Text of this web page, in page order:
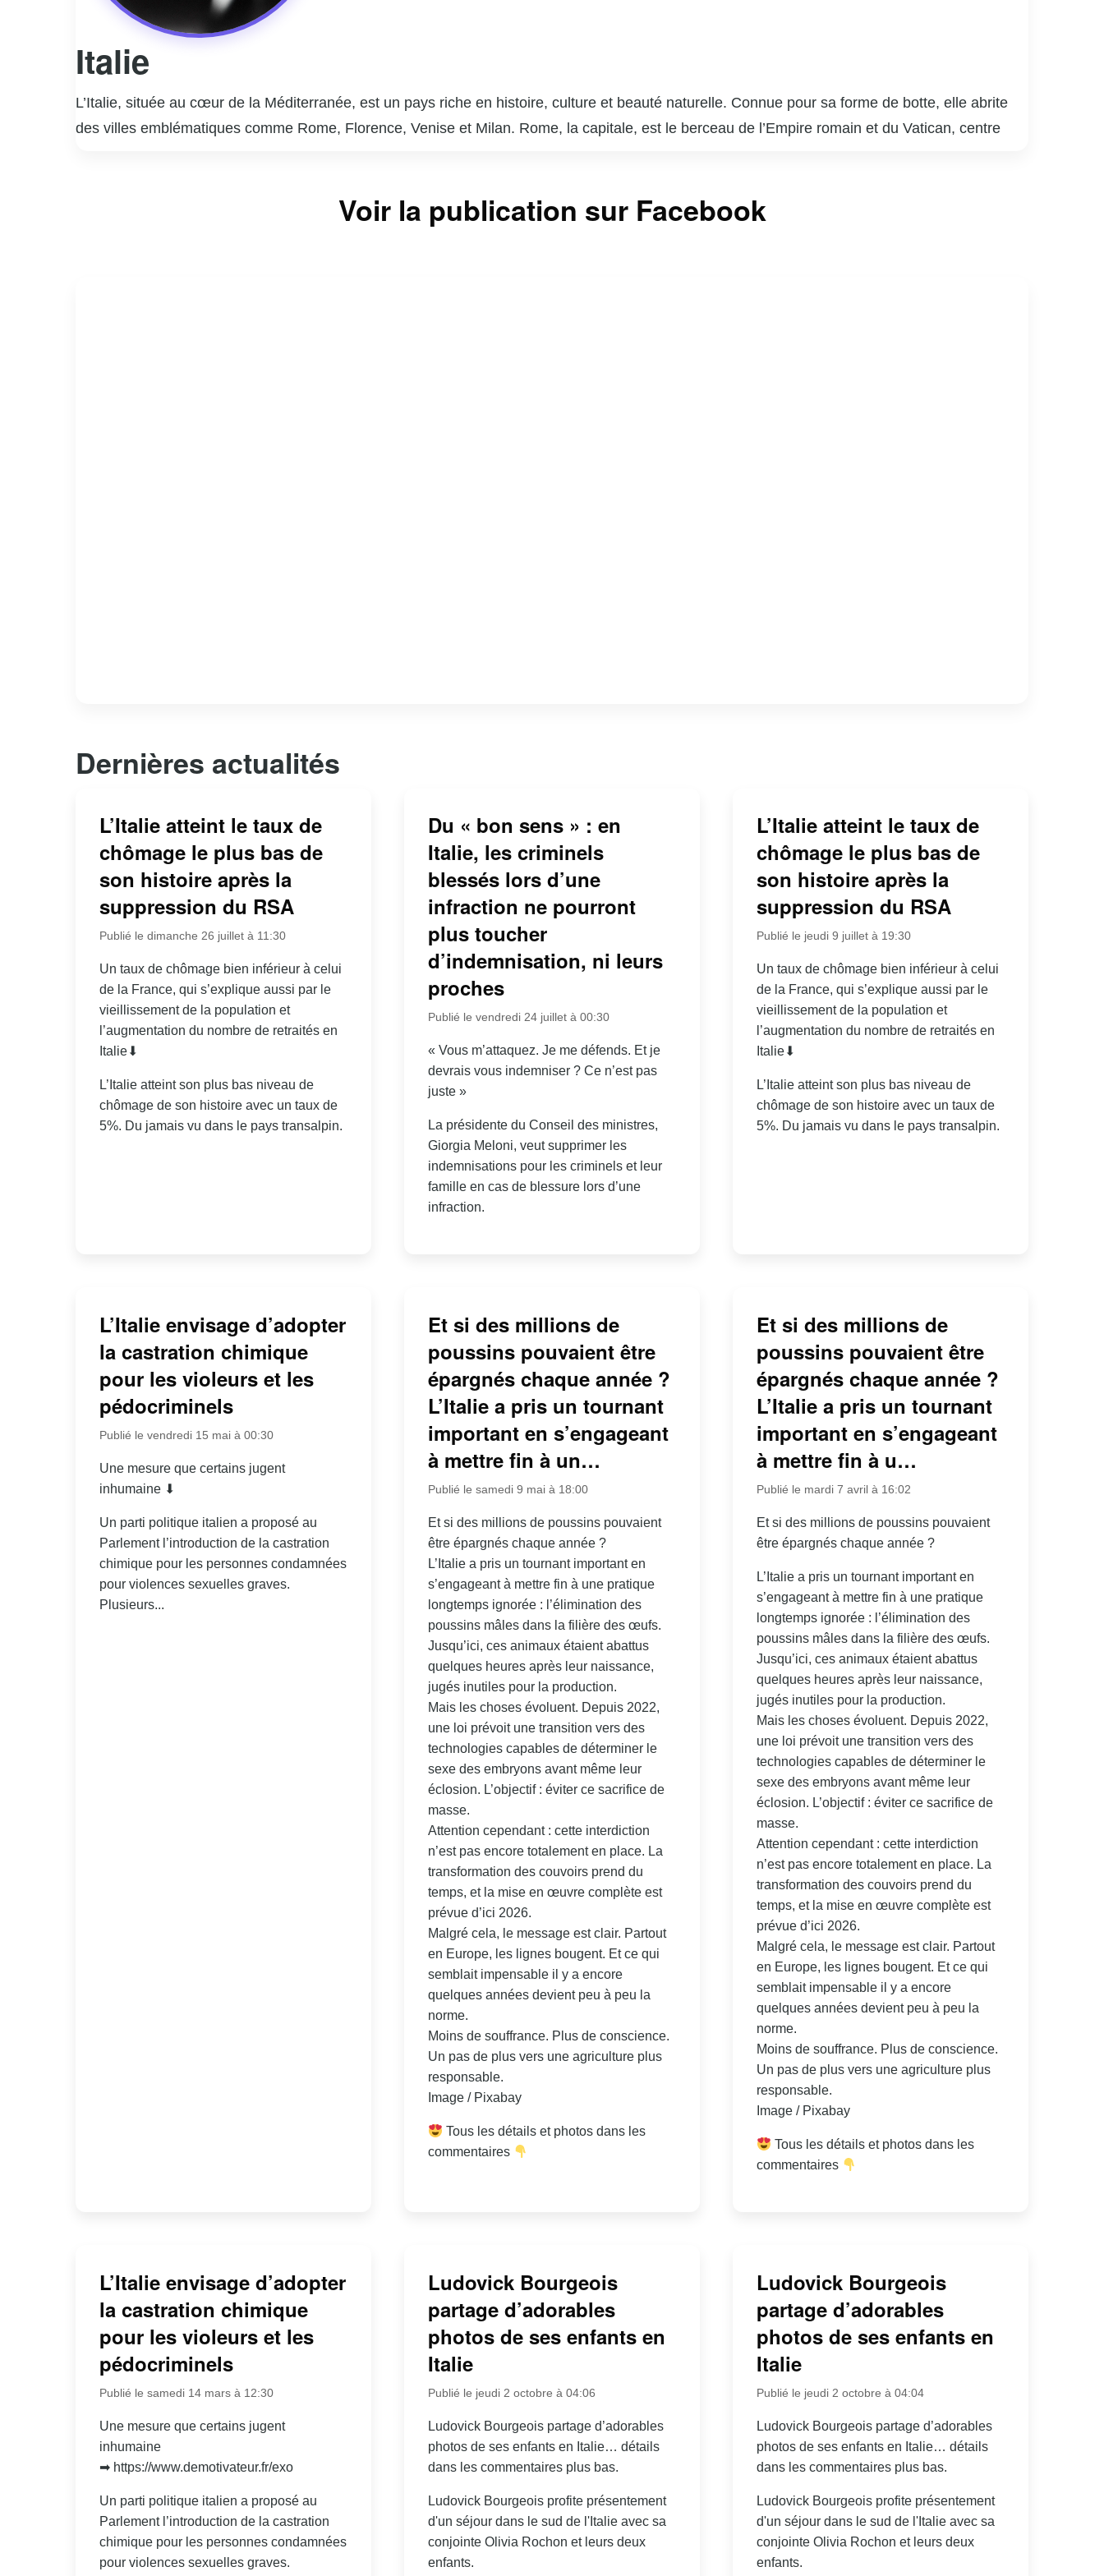
Italie
L’Italie, située au cœur de la Méditerranée, est un pays riche en histoire, culture et beauté naturelle. Connue pour sa forme de botte, elle abrite
des villes emblématiques comme Rome, Florence, Venise et Milan. Rome, la capitale, est le berceau de l’Empire romain et du Vatican, centre
paysages variés, des Alpes au nord aux plages ensoleillées du sud. Les vignobles de Toscane et les ruines antiques de Pompéi sont des
Voir la publication sur Facebook
Dernières actualités
L’Italie atteint le taux de
chômage le plus bas de
son histoire après la
suppression du RSA
Publié le dimanche 26 juillet à 11:30
Un taux de chômage bien inférieur à celui
de la France, qui s’explique aussi par le
vieillissement de la population et
l’augmentation du nombre de retraités en
Italie⬇
L’Italie atteint son plus bas niveau de
chômage de son histoire avec un taux de
5%. Du jamais vu dans le pays transalpin.
Du « bon sens » : en
Italie, les criminels
blessés lors d’une
infraction ne pourront
plus toucher
d’indemnisation, ni leurs
proches
Publié le vendredi 24 juillet à 00:30
« Vous m’attaquez. Je me défends. Et je
devrais vous indemniser ? Ce n’est pas
juste »
La présidente du Conseil des ministres,
Giorgia Meloni, veut supprimer les
indemnisations pour les criminels et leur
famille en cas de blessure lors d’une
infraction.
L’Italie atteint le taux de
chômage le plus bas de
son histoire après la
suppression du RSA
Publié le jeudi 9 juillet à 19:30
Un taux de chômage bien inférieur à celui
de la France, qui s’explique aussi par le
vieillissement de la population et
l’augmentation du nombre de retraités en
Italie⬇
L’Italie atteint son plus bas niveau de
chômage de son histoire avec un taux de
5%. Du jamais vu dans le pays transalpin.
L’Italie envisage d’adopter
la castration chimique
pour les violeurs et les
pédocriminels
Publié le vendredi 15 mai à 00:30
Une mesure que certains jugent
inhumaine ⬇
Un parti politique italien a proposé au
Parlement l’introduction de la castration
chimique pour les personnes condamnées
pour violences sexuelles graves.
Plusieurs...
Et si des millions de
poussins pouvaient être
épargnés chaque année ?
L’Italie a pris un tournant
important en s’engageant
à mettre fin à un…
Publié le samedi 9 mai à 18:00
Et si des millions de poussins pouvaient
être épargnés chaque année ?
L’Italie a pris un tournant important en
s’engageant à mettre fin à une pratique
longtemps ignorée : l’élimination des
poussins mâles dans la filière des œufs.
Jusqu’ici, ces animaux étaient abattus
quelques heures après leur naissance,
jugés inutiles pour la production.
Mais les choses évoluent. Depuis 2022,
une loi prévoit une transition vers des
technologies capables de déterminer le
sexe des embryons avant même leur
éclosion. L’objectif : éviter ce sacrifice de
masse.
Attention cependant : cette interdiction
n’est pas encore totalement en place. La
transformation des couvoirs prend du
temps, et la mise en œuvre complète est
prévue d’ici 2026.
Malgré cela, le message est clair. Partout
en Europe, les lignes bougent. Et ce qui
semblait impensable il y a encore
quelques années devient peu à peu la
norme.
Moins de souffrance. Plus de conscience.
Un pas de plus vers une agriculture plus
responsable.
Image / Pixabay
Tous les détails et photos dans les
commentaires
Et si des millions de
poussins pouvaient être
épargnés chaque année ?
L’Italie a pris un tournant
important en s’engageant
à mettre fin à u…
Publié le mardi 7 avril à 16:02
Et si des millions de poussins pouvaient
être épargnés chaque année ?
L’Italie a pris un tournant important en
s’engageant à mettre fin à une pratique
longtemps ignorée : l’élimination des
poussins mâles dans la filière des œufs.
Jusqu’ici, ces animaux étaient abattus
quelques heures après leur naissance,
jugés inutiles pour la production.
Mais les choses évoluent. Depuis 2022,
une loi prévoit une transition vers des
technologies capables de déterminer le
sexe des embryons avant même leur
éclosion. L’objectif : éviter ce sacrifice de
masse.
Attention cependant : cette interdiction
n’est pas encore totalement en place. La
transformation des couvoirs prend du
temps, et la mise en œuvre complète est
prévue d’ici 2026.
Malgré cela, le message est clair. Partout
en Europe, les lignes bougent. Et ce qui
semblait impensable il y a encore
quelques années devient peu à peu la
norme.
Moins de souffrance. Plus de conscience.
Un pas de plus vers une agriculture plus
responsable.
Image / Pixabay
Tous les détails et photos dans les
commentaires
L’Italie envisage d’adopter
la castration chimique
pour les violeurs et les
pédocriminels
Publié le samedi 14 mars à 12:30
Une mesure que certains jugent
inhumaine
➡ https://www.demotivateur.fr/exo
Un parti politique italien a proposé au
Parlement l’introduction de la castration
chimique pour les personnes condamnées
pour violences sexuelles graves.
Ludovick Bourgeois
partage d’adorables
photos de ses enfants en
Italie
Publié le jeudi 2 octobre à 04:06
Ludovick Bourgeois partage d’adorables
photos de ses enfants en Italie… détails
dans les commentaires plus bas.
Ludovick Bourgeois profite présentement
d'un séjour dans le sud de l'Italie avec sa
conjointe Olivia Rochon et leurs deux
enfants.
Ludovick Bourgeois
partage d’adorables
photos de ses enfants en
Italie
Publié le jeudi 2 octobre à 04:04
Ludovick Bourgeois partage d’adorables
photos de ses enfants en Italie… détails
dans les commentaires plus bas.
Ludovick Bourgeois profite présentement
d'un séjour dans le sud de l'Italie avec sa
conjointe Olivia Rochon et leurs deux
enfants.